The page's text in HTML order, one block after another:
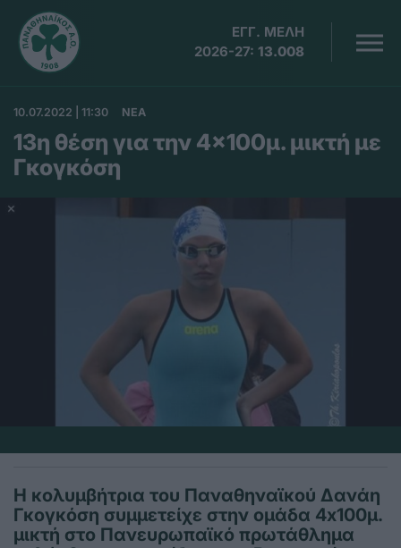
ΕΓΓ. ΜΕΛΗ
2026-27: 13.008
10.07.2022 | 11:30 ΝΕΑ
13η θέση για την 4×100μ. μικτή με
Γκογκόση
Η κολυμβήτρια του Παναθηναϊκού Δανάη
Γκογκόση συμμετείχε στην ομάδα 4x100μ.
μικτή στο Πανευρωπαϊκό πρωτάθλημα